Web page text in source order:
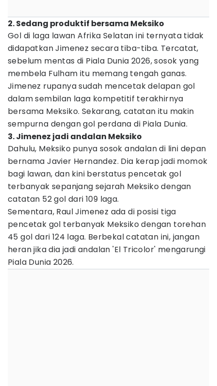
2. Sedang produktif bersama Meksiko
Gol di laga lawan Afrika Selatan ini ternyata tidak
didapatkan Jimenez secara tiba-tiba. Tercatat,
sebelum mentas di Piala Dunia 2026, sosok yang
membela Fulham itu memang tengah ganas.
Jimenez rupanya sudah mencetak delapan gol
dalam sembilan laga kompetitif terakhirnya
bersama Meksiko. Sekarang, catatan itu makin
sempurna dengan gol perdana di Piala Dunia.
3. Jimenez jadi andalan Meksiko
Dahulu, Meksiko punya sosok andalan di lini depan
bernama Javier Hernandez. Dia kerap jadi momok
bagi lawan, dan kini berstatus pencetak gol
terbanyak sepanjang sejarah Meksiko dengan
catatan 52 gol dari 109 laga.
Sementara, Raul Jimenez ada di posisi tiga
pencetak gol terbanyak Meksiko dengan torehan
45 gol dari 124 laga. Berbekal catatan ini, jangan
heran jika dia jadi andalan 'El Tricolor' mengarungi
Piala Dunia 2026.